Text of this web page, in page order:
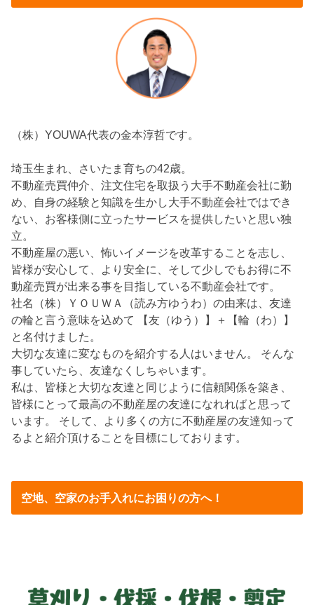
（株）YOUWA代表の金本淳哲です。
埼玉生まれ、さいたま育ちの42歳。
不動産売買仲介、注文住宅を取扱う大手不動産会社に勤
め、自身の経験と知識を生かし大手不動産会社ではでき
ない、お客様側に立ったサービスを提供したいと思い独
立。
不動産屋の悪い、怖いイメージを改革することを志し、
皆様が安心して、より安全に、そして少しでもお得に不
動産売買が出来る事を目指している不動産会社です。
社名（株）ＹＯＵＷＡ（読み方ゆうわ）の由来は、友達
の輪と言う意味を込めて 【友（ゆう）】＋【輪（わ）】
と名付けました。
大切な友達に変なものを紹介する人はいません。 そんな
事していたら、友達なくしちゃいます。
私は、皆様と大切な友達と同じように信頼関係を築き、
皆様にとって最高の不動産屋の友達になれればと思って
います。 そして、より多くの方に不動産屋の友達知って
るよと紹介頂けることを目標にしております。
空地、空家のお手入れにお困りの方へ！